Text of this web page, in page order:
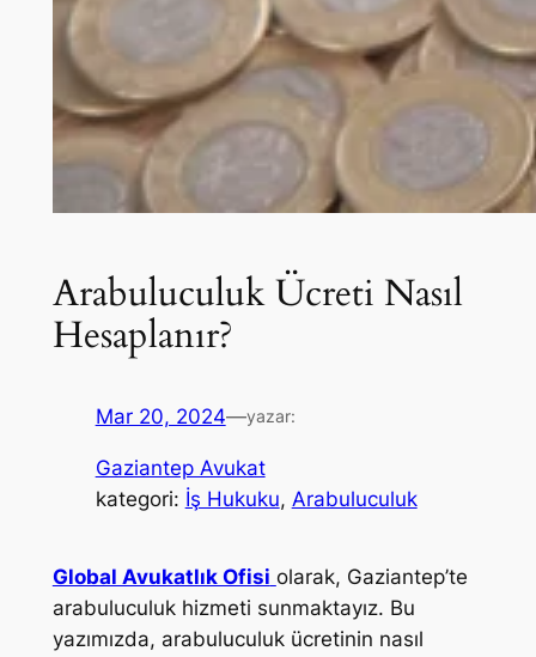
Arabuluculuk Ücreti Nasıl
Hesaplanır?
Mar 20, 2024—yazar:
Gaziantep Avukat
kategori: İş Hukuku, Arabuluculuk
Global Avukatlık Ofisi olarak, Gaziantep’te
arabuluculuk hizmeti sunmaktayız. Bu
yazımızda, arabuluculuk ücretinin nasıl